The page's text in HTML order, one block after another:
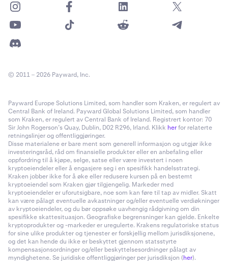
© 2011 – 2026 Payward, Inc.
Payward Europe Solutions Limited, som handler som Kraken, er regulert av
Central Bank of Ireland. Payward Global Solutions Limited, som handler
som Kraken, er regulert av Central Bank of Ireland. Registrert kontor: 70
Sir John Rogerson’s Quay, Dublin, D02 R296, Irland. Klikk herfor relaterte
retningslinjer og offentliggjøringer.
Disse materialene er bare ment som generell informasjon og utgjør ikke
investeringsråd, råd om finansielle produkter eller en anbefaling eller
oppfordring til å kjøpe, selge, satse eller være investert i noen
kryptoeiendeler eller å engasjere seg i en spesifikk handelsstrategi.
Kraken jobber ikke for å øke eller redusere kursen på en bestemt
kryptoeiendel som Kraken gjør tilgjengelig. Markeder med
kryptoeiendeler er uforutsigbare, noe som kan føre til tap av midler. Skatt
kan være pålagt eventuelle avkastninger og/eller eventuelle verdiøkninger
av kryptoeiendeler, og du bør oppsøke uavhengig rådgivning om din
spesifikke skattesituasjon. Geografiske begrensninger kan gjelde. Enkelte
kryptoprodukter og -markeder er uregulerte. Krakens regulatoriske status
for sine ulike produkter og tjenester er forskjellig mellom jurisdiksjonene,
og det kan hende du ikke er beskyttet gjennom statsstyrte
kompensasjonsordninger og/eller beskyttelsesordninger pålagt av
myndighetene. Se juridiske offentliggjøringer per jurisdiksjon (her).